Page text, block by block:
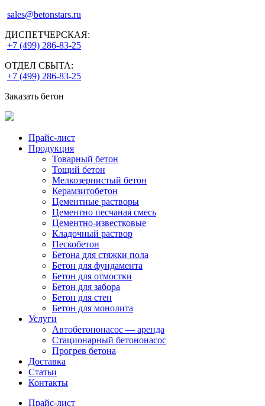
sales@betonstars.ru
ДИСПЕТЧЕРСКАЯ:
+7 (499) 286-83-25
ОТДЕЛ СБЫТА:
+7 (499) 286-83-25
Заказать бетон
Прайс-лист
Продукция
Товарный бетон
Тощий бетон
Мелкозернистый бетон
Керамзитобетон
Цементные растворы
Цементно песчаная смесь
Цементно-известковые
Кладочный раствор
Пескобетон
Бетона для стяжки пола
Бетон для фундамента
Бетон для отмостки
Бетон для забора
Бетон для стен
Бетон для монолита
Услуги
Автобетононасос — аренда
Стационарный бетононасос
Прогрев бетона
Доставка
Статьи
Контакты
Прайс-лист